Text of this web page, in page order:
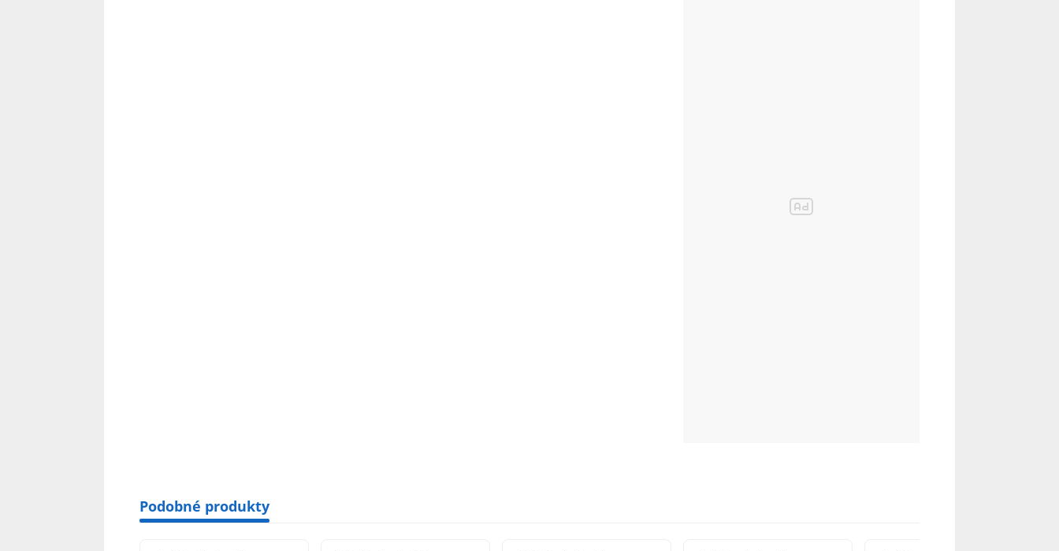
Podobné produkty